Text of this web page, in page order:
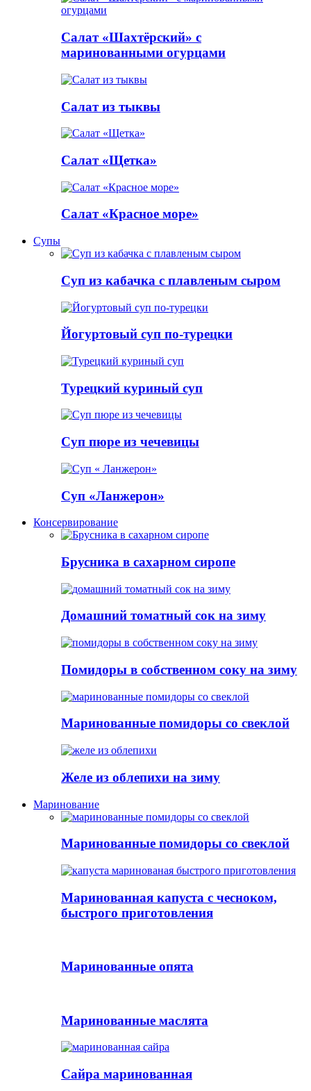
Салат «Шахтёрский» с
маринованными огурцами
Салат из тыквы
Салат «Щетка»
Салат «Красное море»
Супы
Суп из кабачка с плавленым сыром
Йогуртовый суп по-турецки
Турецкий куриный суп
Суп пюре из чечевицы
Суп «Ланжерон»
Консервирование
Брусника в сахарном сиропе
Домашний томатный сок на зиму
Помидоры в собственном соку на зиму
Маринованные помидоры со свеклой
Желе из облепихи на зиму
Маринование
Маринованные помидоры со свеклой
Маринованная капуста с чесноком,
быстрого приготовления
Маринованные опята
Маринованные маслята
Сайра маринованная